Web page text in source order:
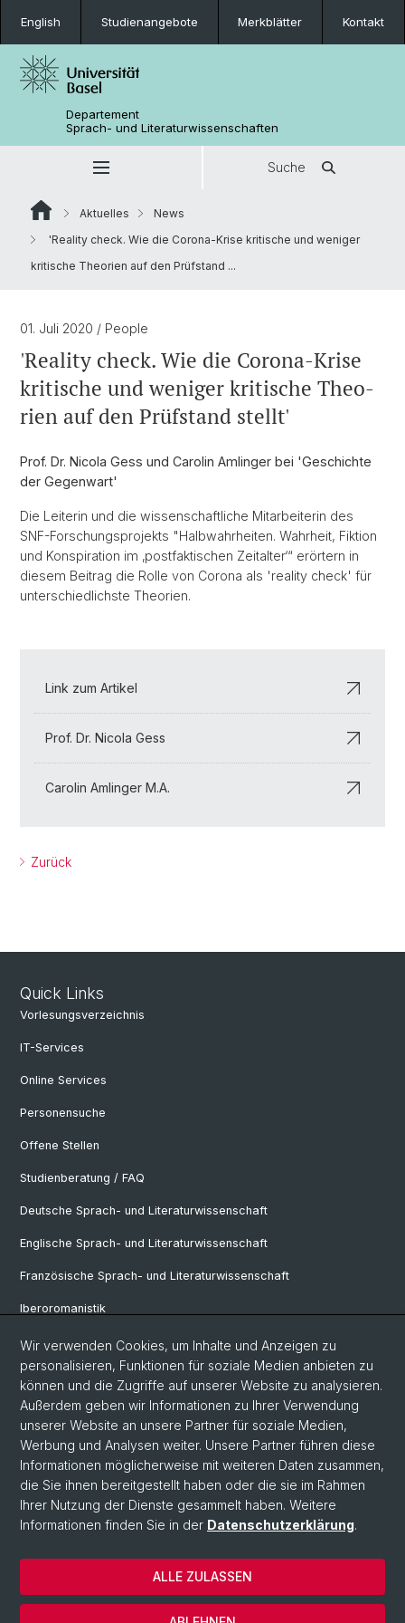
English Studienangebote Merkblätter Kontakt
Departement
Sprach- und Literaturwissenschaften
Suche
Aktuelles
News
'Reality check. Wie die Corona-Krise kriti­sche und weniger
kriti­sche Theo­rien auf den Prüf­stand ...
01. Juli 2020 / People
'Reality check. Wie die Corona-Krise
kriti­sche und weniger kriti­sche Theo­
rien auf den Prüf­stand stellt'
Prof. Dr. Nicola Gess und Carolin Amlinger bei 'Geschichte
der Gegenwart'
Die Leiterin und die wissenschaftliche Mitarbeiterin des
SNF-Forschungsprojekts "Halbwahrheiten. Wahrheit, Fiktion
und Konspiration im ‚postfaktischen Zeitalter‘“ erörtern in
diesem Beitrag die Rolle von Corona als 'reality check' für
unterschiedlichste Theorien.
Link zum Artikel
Prof. Dr. Nicola Gess
Carolin Amlinger M.A.
Zurück
Quick Links
Vorlesungsverzeichnis
IT-Services
Online Services
Personensuche
Offene Stellen
Studienberatung / FAQ
Deutsche Sprach- und Literaturwissenschaft
Englische Sprach- und Literaturwissenschaft
Französische Sprach- und Literaturwissenschaft
Iberoromanistik
Italianistik
Nordistik
Osteuropa-Studien
Slavic Studies
© Universität Basel
Datenschutzerklärung
Philosophisch-Historische Fakultät
Wir verwenden Cookies, um Inhalte und Anzeigen zu
personalisieren, Funktionen für soziale Medien anbieten zu
können und die Zugriffe auf unserer Website zu analysieren.
Außerdem geben wir Informationen zu Ihrer Verwendung
unserer Website an unsere Partner für soziale Medien,
Werbung und Analysen weiter. Unsere Partner führen diese
Informationen möglicherweise mit weiteren Daten zusammen,
die Sie ihnen bereitgestellt haben oder die sie im Rahmen
Ihrer Nutzung der Dienste gesammelt haben. Weitere
Informationen finden Sie in der Datenschutzerklärung.
ALLE ZULASSEN